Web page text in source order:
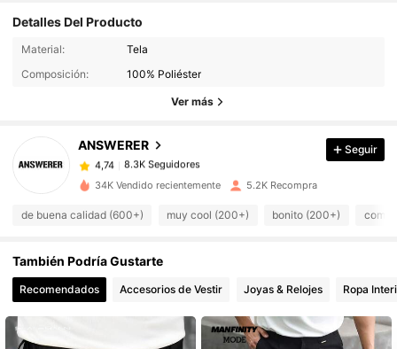
Detalles Del Producto
Material:
Tela
Composición:
100% Poliéster
Ver más
ANSWERER
8.3K Seguidores
8.3K Seguidores
4,74
8.3K Seguidores
m***d
Hace 1 día
4,74 8.3K Seguidores
4,74 8.3K Seguidores
8.3K Seguidores
Seguir
34K Vendido recientemente 5.2K Recompra
de buena calidad (600+) muy cool (200+) bonito (200+) como
También Podría Gustarte
Recomendados Accesorios de Vestir Joyas & Relojes Ropa